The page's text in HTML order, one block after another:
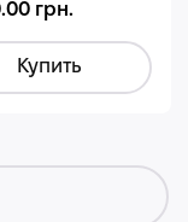
грн.
Купить